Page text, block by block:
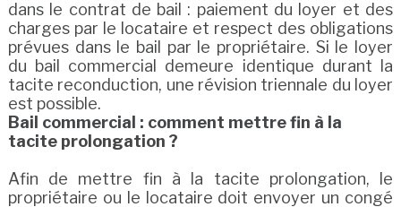
dans le contrat de bail : paiement du loyer et des
charges par le locataire et respect des obligations
prévues dans le bail par le propriétaire. Si le loyer
du bail commercial demeure identique durant la
tacite reconduction, une révision triennale du loyer
est possible.
Bail commercial : comment mettre fin à la
tacite prolongation ?
Afin de mettre fin à la tacite prolongation, le
propriétaire ou le locataire doit envoyer un congé